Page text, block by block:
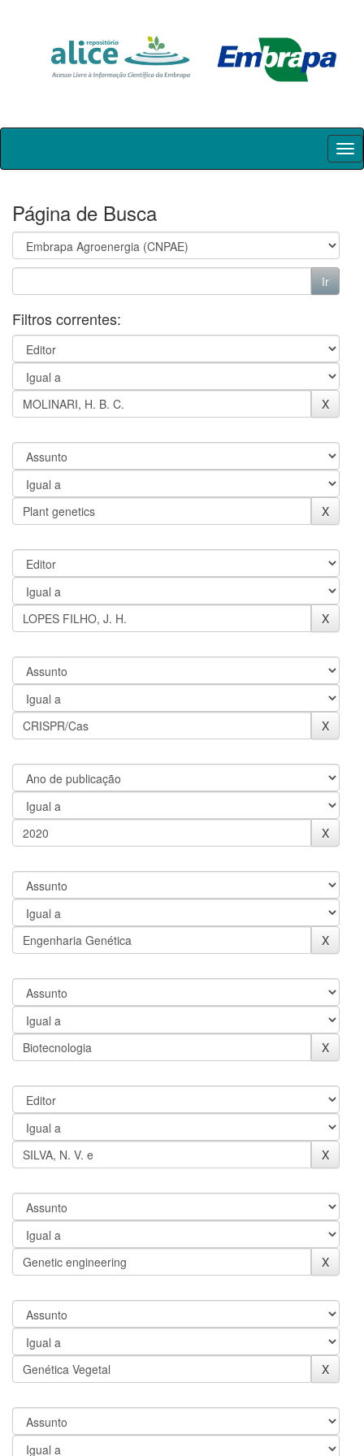
Skip
Página de Busca
Filtros correntes: